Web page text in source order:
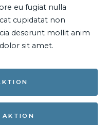
eu fugiat nulla
cupidatat non
deserunt mollit anim
sit amet.
AKTION